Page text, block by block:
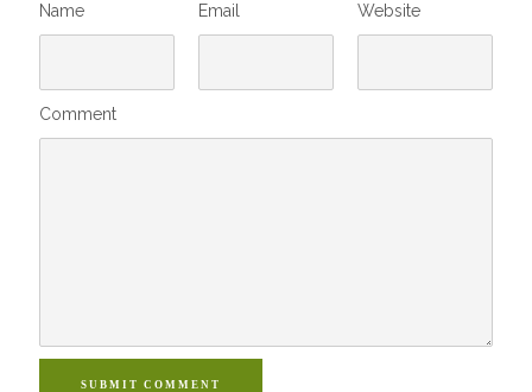
Name Email Website
Comment
SUBMIT COMMENT